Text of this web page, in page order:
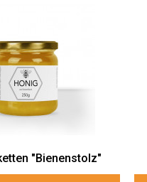
"Bienenstolz"